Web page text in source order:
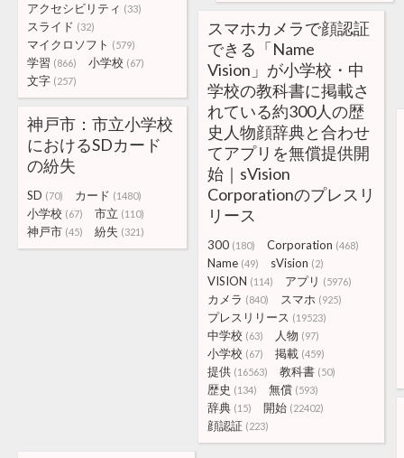
アクセシビリティ (33)
スライド (32)
マイクロソフト (579)
学習 (866) 小学校 (67)
文字 (257)
スマホカメラで顔認証
できる「Name
Vision」が小学校・中
学校の教科書に掲載さ
れている約300人の歴
史人物顔辞典と合わせ
てアプリを無償提供開
始｜sVision
Corporationのプレスリ
リース
300 (180) Corporation (468)
Name (49) sVision (2)
VISION (114) アプリ (5976)
カメラ (840) スマホ (925)
プレスリリース (19523)
中学校 (63) 人物 (97)
小学校 (67) 掲載 (459)
提供 (16563) 教科書 (50)
歴史 (134) 無償 (593)
辞典 (15) 開始 (22402)
顔認証 (223)
神戸市：市立小学校
におけるSDカード
の紛失
SD (70) カード (1480)
小学校 (67) 市立 (110)
神戸市 (45) 紛失 (321)